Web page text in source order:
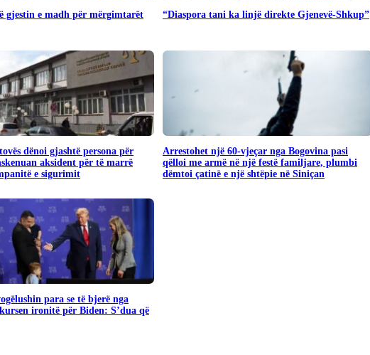
gjestin e madh për mërgimtarët
“Diaspora tani ka linjë direkte Gjenevë-Shkup”
dënoi gjashtë persona për
aksident për të marrë
e sigurimit
Arrestohet një 60-vjeçar nga Bogovina pasi
qëlloi me armë në një festë familjare, plumbi
dëmtoi çatinë e një shtëpie në Siniçan
para se të bjerë nga
ironitë për Biden: S’dua që